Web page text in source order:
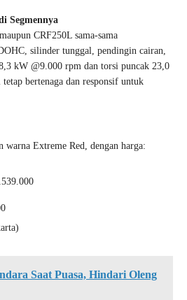
Segmennya
CRF250L sama-sama
silinder tunggal, pendingin cairan,
kW @9.000 rpm dan torsi puncak 23,0
bertenaga dan responsif untuk
warna Extreme Red, dengan harga:
Saat Puasa, Hindari Oleng